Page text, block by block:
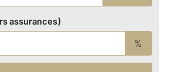
assurances)
%